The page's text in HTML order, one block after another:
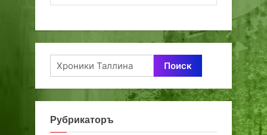
Найти:
Рубрикаторъ